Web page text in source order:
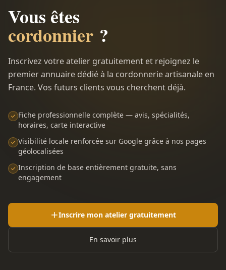
Vous êtes
cordonnier ?
Inscrivez votre atelier gratuitement et rejoignez le
premier annuaire dédié à la cordonnerie artisanale en
France. Vos futurs clients vous cherchent déjà.
Fiche professionnelle complète — avis, spécialités,
horaires, carte interactive
Visibilité locale renforcée sur Google grâce à nos pages
géolocalisées
Inscription de base entièrement gratuite, sans
engagement
Inscrire mon atelier gratuitement
En savoir plus